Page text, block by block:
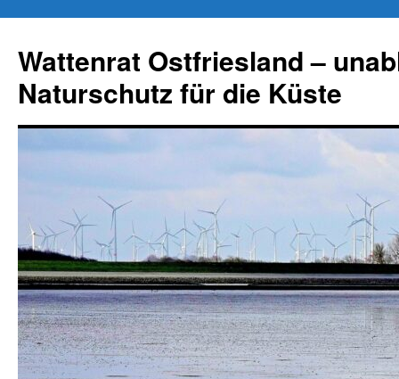
springen
Wattenrat Ostfriesland –
Naturschutz für die Küste